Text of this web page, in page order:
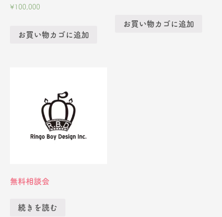
¥100,000
お買い物カゴに追加
お買い物カゴに追加
無料相談会
続きを読む